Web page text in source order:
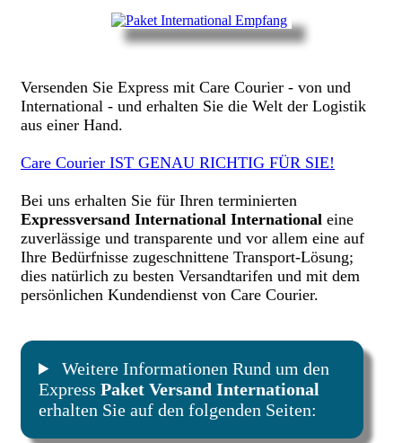
Versenden Sie Express mit Care Courier - von und
International - und erhalten Sie die Welt der Logistik
aus einer Hand.
Care Courier IST GENAU RICHTIG FÜR SIE!
Bei uns erhalten Sie für Ihren terminierten
Expressversand International International eine
zuverlässige und transparente und vor allem eine auf
Ihre Bedürfnisse zugeschnittene Transport-Lösung;
dies natürlich zu besten Versandtarifen und mit dem
persönlichen Kundendienst von Care Courier.
Weitere Informationen Rund um den
Express Paket Versand International
erhalten Sie auf den folgenden Seiten: